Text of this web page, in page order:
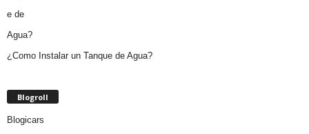
¿Como Instalar un Tanque de Agua?
Blogroll
Blogicars